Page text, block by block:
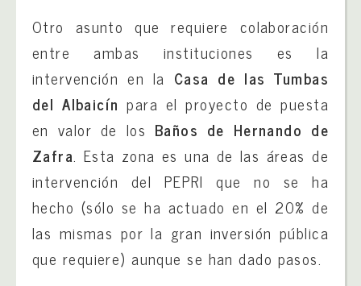
Otro asunto que requiere colaboración
entre ambas instituciones es la
intervención en la Casa de las Tumbas
del Albaicín para el proyecto de puesta
en valor de los Baños de Hernando de
Zafra. Esta zona es una de las áreas de
intervención del PEPRI que no se ha
hecho (sólo se ha actuado en el 20% de
las mismas por la gran inversión pública
que requiere) aunque se han dado pasos.